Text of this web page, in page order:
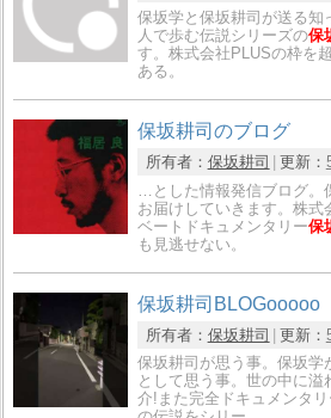
保坂学と保坂耕司が送る
人で歩む伝説シリーズの保
す。株式会社PLUSの枠を
ある。
保坂耕司のブログ
所有者： 保坂耕司 更新：
…とした情報発信ブログ。
お届けしていきます。株式
ベートドキュメンタリー保
も見逃せない。
保坂耕司BLOGooooo
所有者： 保坂耕司 更新：
保坂耕司が思う事。保坂学
として思う事。世の中に
介!また完全ドキュメンタ